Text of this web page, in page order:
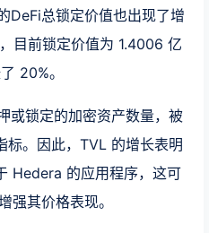
DeFi总锁定价值也出现了增
目前锁定价值为 1.4006 亿
20%。
或锁定的加密资产数量，被
标。因此，TVL 的增长表明
Hedera 的应用程序，这可
强其价格表现。